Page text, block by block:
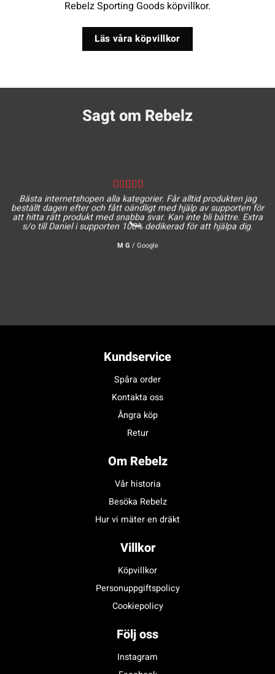
Rebelz Sporting Goods köpvillkor.
Läs våra köpvillkor
Sagt om Rebelz
Bästa internetshopen alla kategorier. Får alltid produkten jag
beställt dagen efter och fått oändligt med hjälp av supporten för
att hitta rätt produkt med snabba svar. Kan inte bli bättre. Extra
s/o till Daniel i supporten 100% dedikerad för att hjälpa dig.
M G / Google
Kundservice
Spåra order
Kontakta oss
Ångra köp
Retur
Om Rebelz
Vår historia
Besöka Rebelz
Hur vi mäter en dräkt
Villkor
Köpvillkor
Personuppgiftspolicy
Cookiepolicy
Följ oss
Instagram